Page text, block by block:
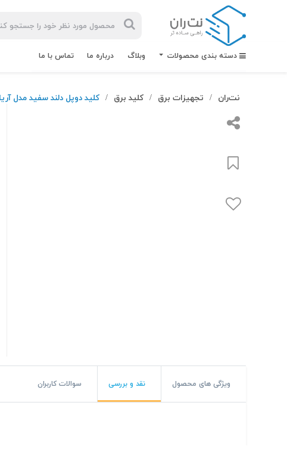
دسته بندی محصولات وبلاگ درباره ما تماس با ما
#ترانکینگ لگراند
#ترانکینگ دانوب
نت‌ران / تجهیزات برق / کلید برق / کلید دوپل دلند سفید مدل آریا
ویژگی های محصول نقد و بررسی سوالات کاربران